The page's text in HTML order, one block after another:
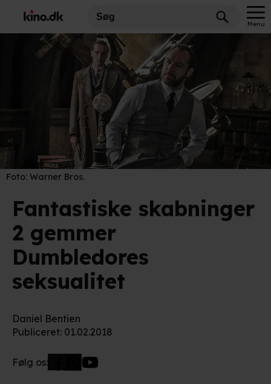
Menu
Foto: Warner Bros.
Fantastiske skabninger
2 gemmer
Dumbledores
seksualitet
Daniel Bentien
Publiceret: 01.02.2018
Følg os: